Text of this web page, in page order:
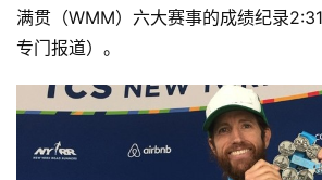
满贯（WMM）六大赛事的成绩纪录
专门报道）。